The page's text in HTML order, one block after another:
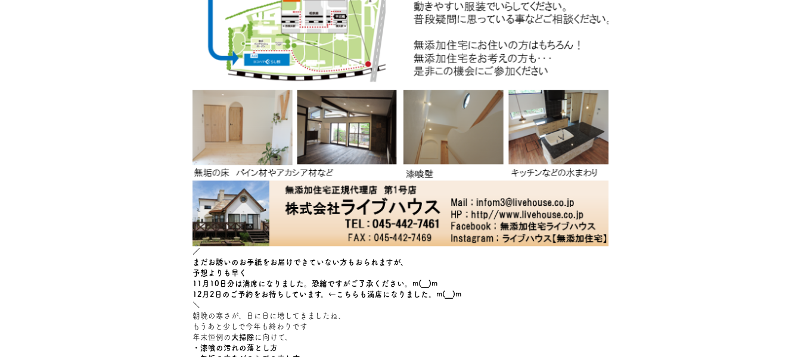
／
まだお誘いのお手紙をお届けできていない方もおられますが、
予想よりも早く
11月10日分は満席になりました。恐縮ですがご了承ください。m(__)m
12月2日のご予約をお待ちしています。←こちらも満席になりました。m(__)m
＼
朝晩の寒さが、日に日に増してきましたね、
もうあと少しで今年も終わりです
年末恒例の 大掃除 に向けて、
・漆喰の汚れの落とし方